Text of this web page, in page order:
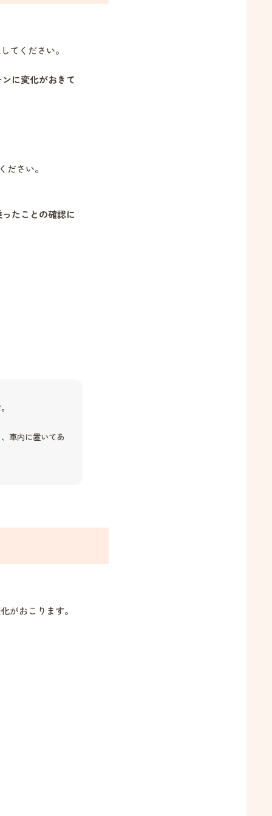
てください。
に変化がおきて
さい。
たことの確認に
車内に置いてあ
がおこります。